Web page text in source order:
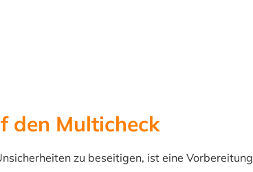
den Multicheck
zu beseitigen, ist eine Vorbereitung